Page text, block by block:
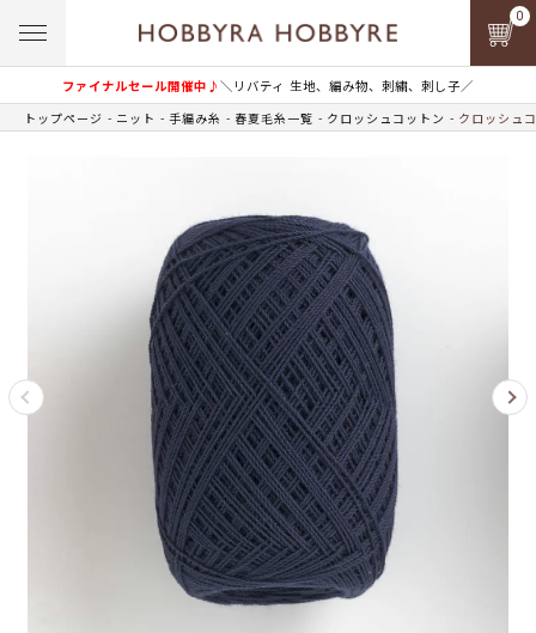
ファイナルセール開催中♪＼リバティ 生地、編み物、刺繍、刺し子／
0
トップページ ニット 手編み糸 春夏毛糸一覧 クロッシュコットン クロッシュ